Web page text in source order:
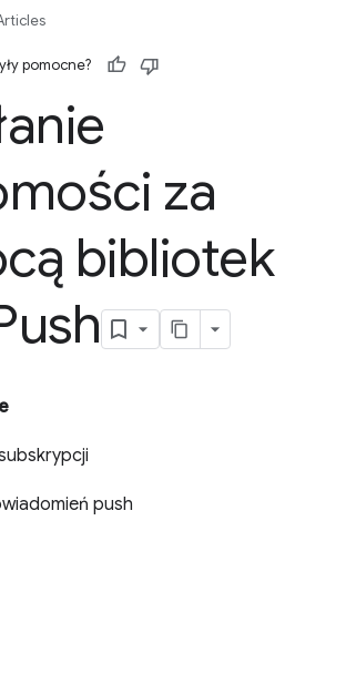
pomocne?
za
bibliotek
push